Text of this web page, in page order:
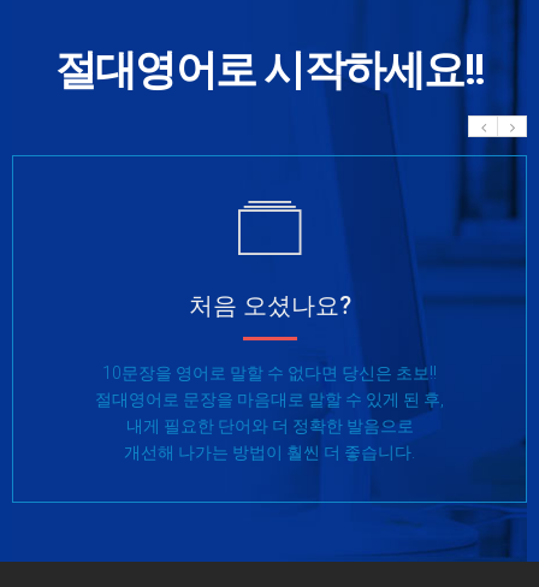
절대영어로 시작하세요!!
처음 오셨나요?
10문장을 영어로 말할 수 없다면 당신은 초보!!
절대영어로 문장을 마음대로 말할 수 있게 된 후,
내게 필요한 단어와 더 정확한 발음으로
개선해 나가는 방법이 훨씬 더 좋습니다.